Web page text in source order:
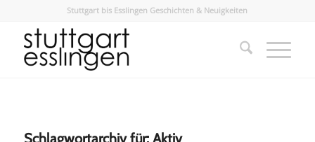
Stuttgart bis Esslingen Geschichten & Neuigkeiten
Schlagwortarchiv für: Aktiv